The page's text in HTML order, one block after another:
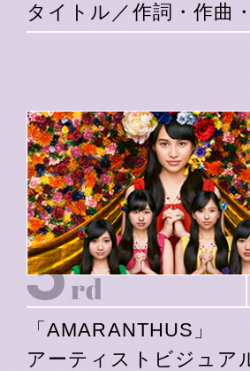
タイトル／作詞・作曲
「AMARANTHUS」
アーティストビジュア